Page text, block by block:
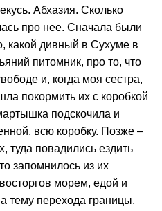
Абхазия. Сколько
про нее. Сначала были
какой дивный в Сухуме в
питомник, про то, что
и, когда моя сестра,
покормить их с коробкой
подскочила и
всю коробку. Позже –
туда повадились ездить
запомнилось из их
морем, едой и
тему перехода границы,